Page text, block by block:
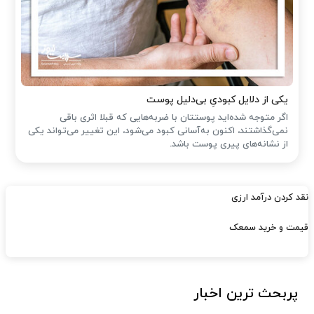
یکی از دلایل کبودیِ بی‌دلیل پوست
اگر متوجه شده‌اید پوستتان با ضربه‌هایی که قبلا اثری باقی
نمی‌گذاشتند، اکنون به‌آسانی کبود می‌شود، این تغییر می‌تواند یکی
از نشانه‌های پیری پوست باشد.
نقد کردن درآمد ارزی
قیمت و خرید سمعک
پربحث ترین اخبار